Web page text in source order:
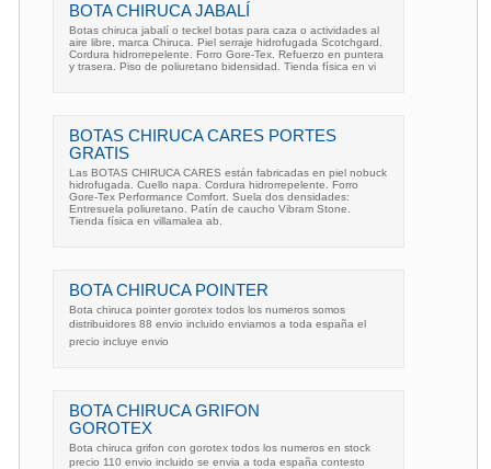
BOTA CHIRUCA JABALÍ
Botas chiruca jabalí o teckel botas para caza o actividades al
aire libre, marca Chiruca. Piel serraje hidrofugada Scotchgard.
Cordura hidrorrepelente. Forro Gore-Tex. Refuerzo en puntera
y trasera. Piso de poliuretano bidensidad. Tienda física en vi
BOTAS CHIRUCA CARES PORTES
GRATIS
Las BOTAS CHIRUCA CARES están fabricadas en piel nobuck
hidrofugada. Cuello napa. Cordura hidrorrepelente. Forro
Gore-Tex Performance Comfort. Suela dos densidades:
Entresuela poliuretano. Patín de caucho Vibram Stone.
Tienda física en villamalea ab.
BOTA CHIRUCA POINTER
Bota chiruca pointer gorotex todos los numeros somos
distribuidores 88 envio incluido enviamos a toda españa el
precio incluye envio
BOTA CHIRUCA GRIFON
GOROTEX
Bota chiruca grifon con gorotex todos los numeros en stock
precio 110 envio incluido se envia a toda españa contesto